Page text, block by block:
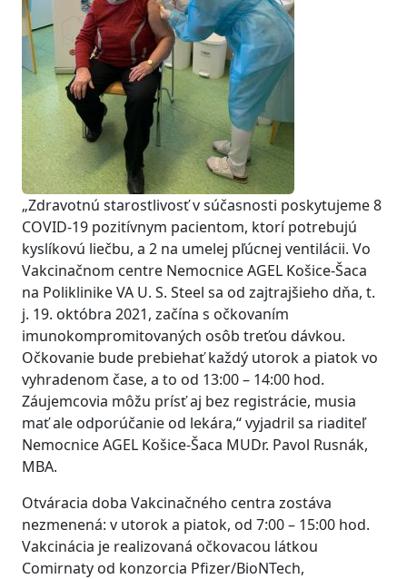
„Zdravotnú starostlivosť v súčasnosti poskytujeme 8
COVID-19 pozitívnym pacientom, ktorí potrebujú
kyslíkovú liečbu, a 2 na umelej pľúcnej ventilácii. Vo
Vakcinačnom centre Nemocnice AGEL Košice-Šaca
na Poliklinike VA U. S. Steel sa od zajtrajšieho dňa, t.
j. 19. októbra 2021, začína s očkovaním
imunokompromitovaných osôb treťou dávkou.
Očkovanie bude prebiehať každý utorok a piatok vo
vyhradenom čase, a to od 13:00 – 14:00 hod.
Záujemcovia môžu prísť aj bez registrácie, musia
mať ale odporúčanie od lekára,“ vyjadril sa riaditeľ
Nemocnice AGEL Košice-Šaca MUDr. Pavol Rusnák,
MBA.
Otváracia doba Vakcinačného centra zostáva
nezmenená: v utorok a piatok, od 7:00 – 15:00 hod.
Vakcinácia je realizovaná očkovacou látkou
Comirnaty od konzorcia Pfizer/BioNTech,